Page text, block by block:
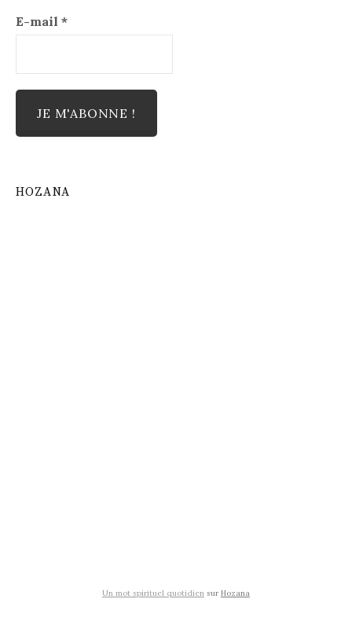
E-mail *
HOZANA
Un mot spirituel quotidien surHozana